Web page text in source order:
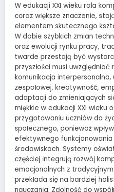
W edukacji XXI wieku rola
coraz większe znaczenie,
elementem skutecznego
W dobie szybkich zmian
oraz ewolucji rynku pracy,
twarde przestają być
przyszłości musi
komunikacja
zespołowej, kreatywność,
adaptacji do zmieniających
miękkie w edukacji XXI wieku
przygotowaniu uczniów do
społecznego, ponieważ
efektywnego funkcjonowania
środowiskach. Systemy
częściej integrują rozwój
emocjonalnych z
przekłada się na bardziej
nauczania. Zdolność do